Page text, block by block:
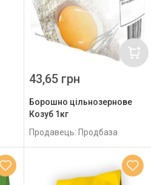
Борошно цільнозернове
Козуб 1кг
Продавець: Продбаза
43,65 грн